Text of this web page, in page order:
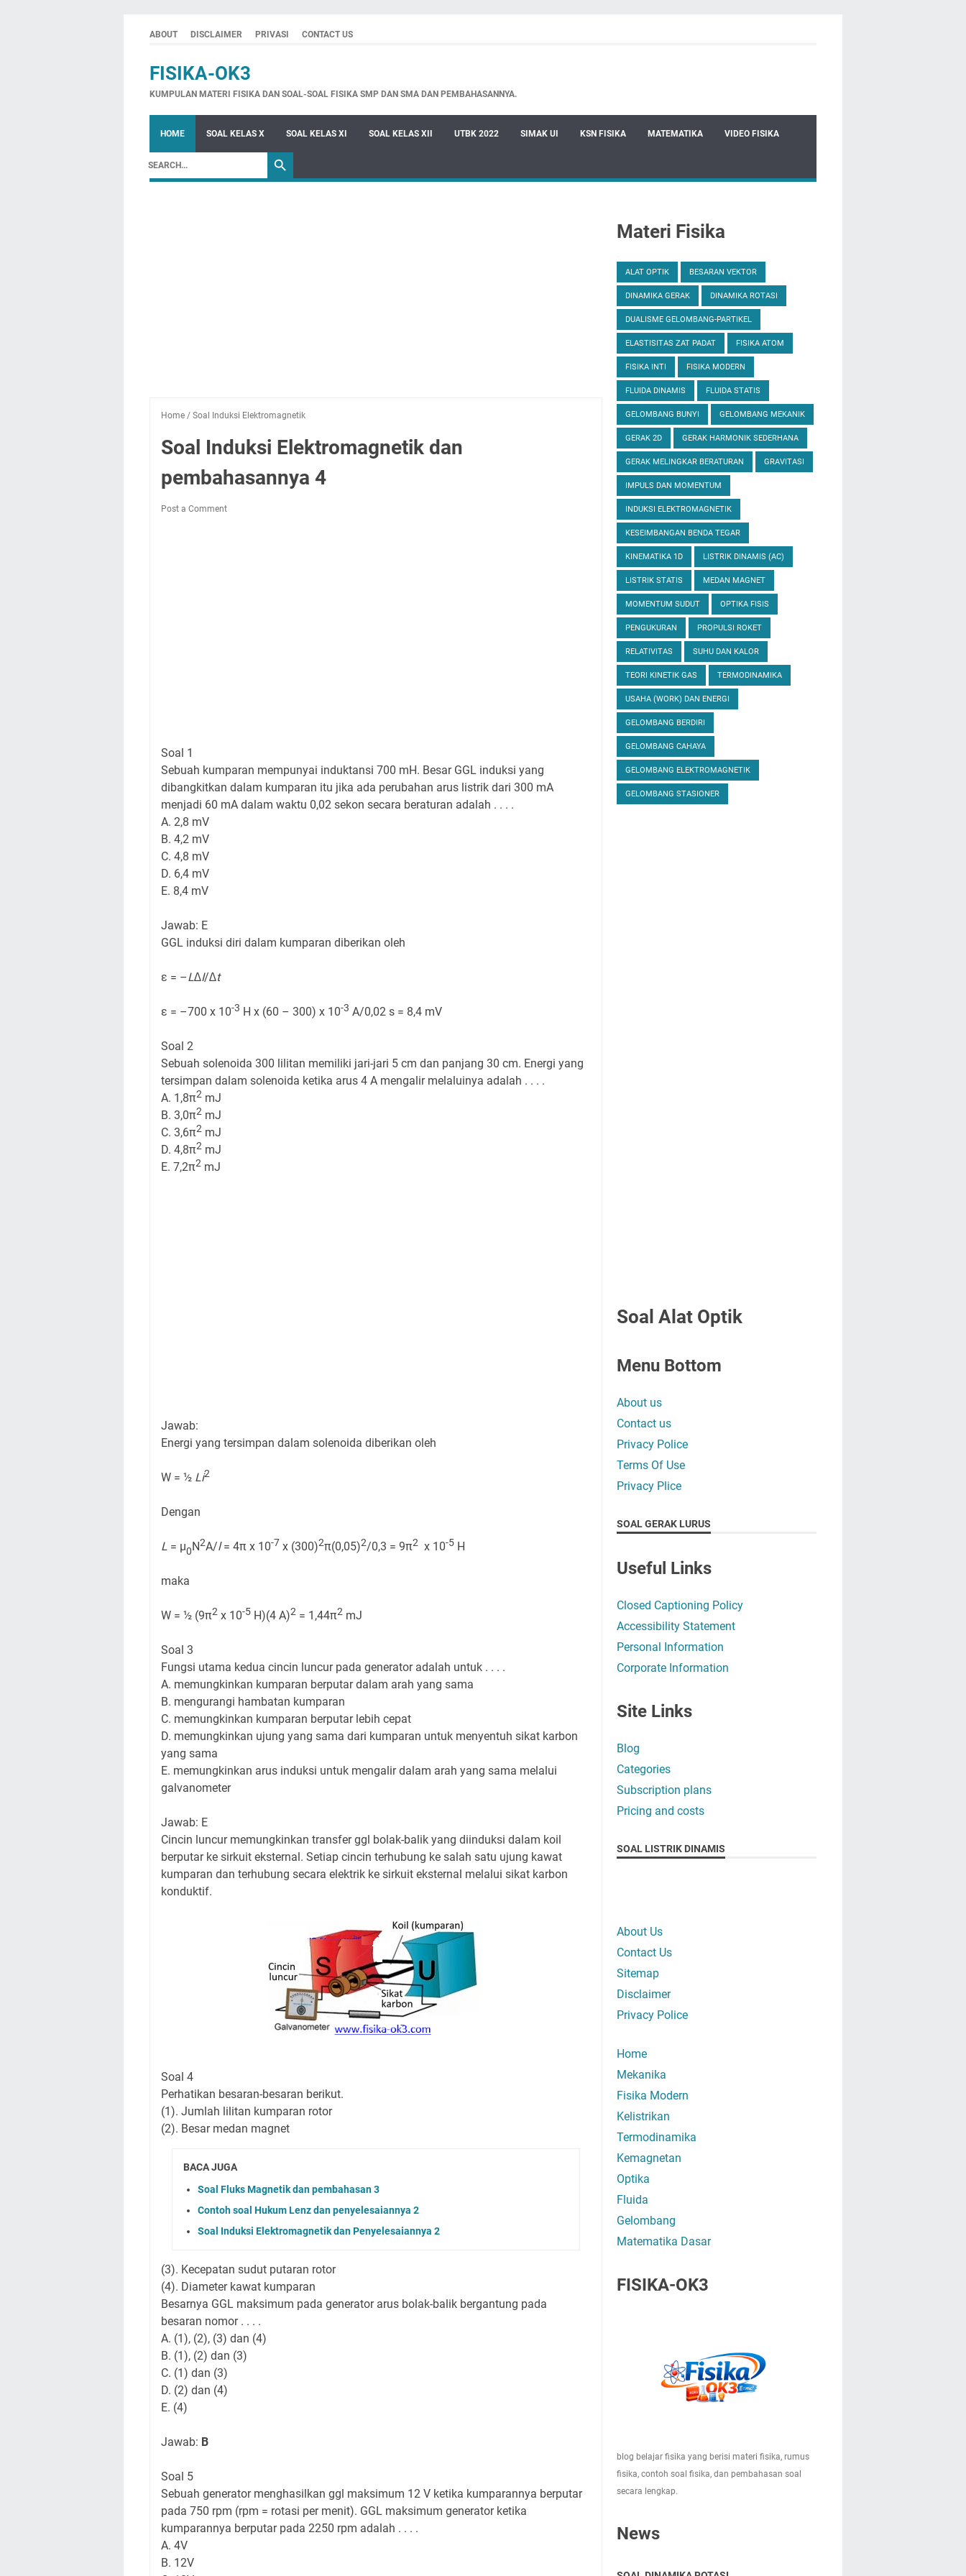
ABOUT DISCLAIMER PRIVASI CONTACT US
FISIKA-OK3
KUMPULAN MATERI FISIKA DAN SOAL-SOAL FISIKA SMP DAN SMA DAN PEMBAHASANNYA.
HOME SOAL KELAS X SOAL KELAS XI SOAL KELAS XII UTBK 2022 SIMAK UI KSN FISIKA MATEMATIKA VIDEO FISIKA
Home / Soal Induksi Elektromagnetik
Soal Induksi Elektromagnetik dan
pembahasannya 4
Post a Comment
Soal 1
Sebuah kumparan mempunyai induktansi 700 mH. Besar GGL induksi yang
dibangkitkan dalam kumparan itu jika ada perubahan arus listrik dari 300 mA
menjadi 60 mA dalam waktu 0,02 sekon secara beraturan adalah . . . .
A. 2,8 mV
B. 4,2 mV
C. 4,8 mV
D. 6,4 mV
E. 8,4 mV
Jawab: E
GGL induksi diri dalam kumparan diberikan oleh
ε = –L∆I/∆t
ε = –700 x 10-3 H x (60 – 300) x 10-3 A/0,02 s = 8,4 mV
Soal 2
Sebuah solenoida 300 lilitan memiliki jari-jari 5 cm dan panjang 30 cm. Energi yang
tersimpan dalam solenoida ketika arus 4 A mengalir melaluinya adalah . . . .
A. 1,8π2 mJ
B. 3,0π2 mJ
C. 3,6π2 mJ
D. 4,8π2 mJ
E. 7,2π2 mJ
Jawab:
Energi yang tersimpan dalam solenoida diberikan oleh
W = ½ Li2
Dengan
L = µ0N2A/l= 4π x 10-7 x (300)2π(0,05)2/0,3 = 9π2 x 10-5 H
maka
W = ½ (9π2 x 10-5 H)(4 A)2 = 1,44π2 mJ
Soal 3
Fungsi utama kedua cincin luncur pada generator adalah untuk . . . .
A. memungkinkan kumparan berputar dalam arah yang sama
B. mengurangi hambatan kumparan
C. memungkinkan kumparan berputar lebih cepat
D. memungkinkan ujung yang sama dari kumparan untuk menyentuh sikat karbon
yang sama
E. memungkinkan arus induksi untuk mengalir dalam arah yang sama melalui
galvanometer
Jawab: E
Cincin luncur memungkinkan transfer ggl bolak-balik yang diinduksi dalam koil
berputar ke sirkuit eksternal. Setiap cincin terhubung ke salah satu ujung kawat
kumparan dan terhubung secara elektrik ke sirkuit eksternal melalui sikat karbon
konduktif.
Soal 4
Perhatikan besaran-besaran berikut.
(1). Jumlah lilitan kumparan rotor
(2). Besar medan magnet
BACA JUGA
Soal Fluks Magnetik dan pembahasan 3
Contoh soal Hukum Lenz dan penyelesaiannya 2
Soal Induksi Elektromagnetik dan Penyelesaiannya 2
(3). Kecepatan sudut putaran rotor
(4). Diameter kawat kumparan
Besarnya GGL maksimum pada generator arus bolak-balik bergantung pada
besaran nomor . . . .
A. (1), (2), (3) dan (4)
B. (1), (2) dan (3)
C. (1) dan (3)
D. (2) dan (4)
E. (4)
Jawab: B
Soal 5
Sebuah generator menghasilkan ggl maksimum 12 V ketika kumparannya berputar
pada 750 rpm (rpm = rotasi per menit). GGL maksimum generator ketika
kumparannya berputar pada 2250 rpm adalah . . . .
A. 4V
B. 12V
Materi Fisika
ALAT OPTIK BESARAN VEKTOR
DINAMIKA GERAK DINAMIKA ROTASI
DUALISME GELOMBANG-PARTIKEL
ELASTISITAS ZAT PADAT FISIKA ATOM
FISIKA INTI FISIKA MODERN
FLUIDA DINAMIS FLUIDA STATIS
GELOMBANG BUNYI GELOMBANG MEKANIK
GERAK 2D GERAK HARMONIK SEDERHANA
GERAK MELINGKAR BERATURAN GRAVITASI
IMPULS DAN MOMENTUM
INDUKSI ELEKTROMAGNETIK
KESEIMBANGAN BENDA TEGAR
KINEMATIKA 1D LISTRIK DINAMIS (AC)
LISTRIK STATIS MEDAN MAGNET
MOMENTUM SUDUT OPTIKA FISIS
PENGUKURAN PROPULSI ROKET
RELATIVITAS SUHU DAN KALOR
TEORI KINETIK GAS TERMODINAMIKA
USAHA (WORK) DAN ENERGI
GELOMBANG BERDIRI
GELOMBANG CAHAYA
GELOMBANG ELEKTROMAGNETIK
GELOMBANG STASIONER
Soal Alat Optik
Menu Bottom
About us
Contact us
Privacy Police
Terms Of Use
Privacy Plice
SOAL GERAK LURUS
Useful Links
Closed Captioning Policy
Accessibility Statement
Personal Information
Corporate Information
Site Links
Blog
Categories
Subscription plans
Pricing and costs
SOAL LISTRIK DINAMIS
About Us
Contact Us
Sitemap
Disclaimer
Privacy Police
Home
Mekanika
Fisika Modern
Kelistrikan
Termodinamika
Kemagnetan
Optika
Fluida
Gelombang
Matematika Dasar
FISIKA-OK3
blog belajar fisika yang berisi materi fisika, rumus
fisika, contoh soal fisika, dan pembahasan soal
secara lengkap.
News